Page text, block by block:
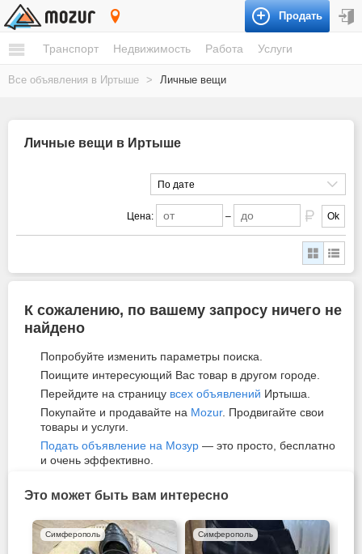
Продать
Транспорт Недвижимость Работа Услуги
Все объявления в Иртыше > Личные вещи
Личные вещи в Иртыше
По дате
Цена: – Ok
К сожалению, по вашему запросу ничего не
найдено
Попробуйте изменить параметры поиска.
Поищите интересующий Вас товар в другом городе.
Перейдите на страницу всех объявлений Иртыша.
Покупайте и продавайте на Mozur. Продвигайте свои
товары и услуги.
Подать объявление на Мозур — это просто, бесплатно
и очень эффективно.
Это может быть вам интересно
Симферополь Симферополь